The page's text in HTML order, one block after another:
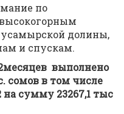
по
долины,
и спускам.
выполнено
сомов в том числе
сумму 23267,1 тыс